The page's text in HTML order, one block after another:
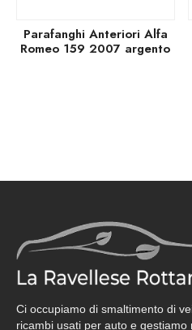
Parafanghi Anteriori Alfa
Romeo 159 2007 argento
Ci occupiamo di smaltimento di
ricambi usati per auto e